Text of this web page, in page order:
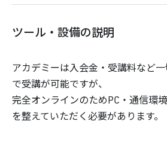
ツール・設備の説明
アカデミーは入会金・受講料など
で受講が可能ですが、
完全オンラインのためPC・通信環
を整えていただく必要があります。